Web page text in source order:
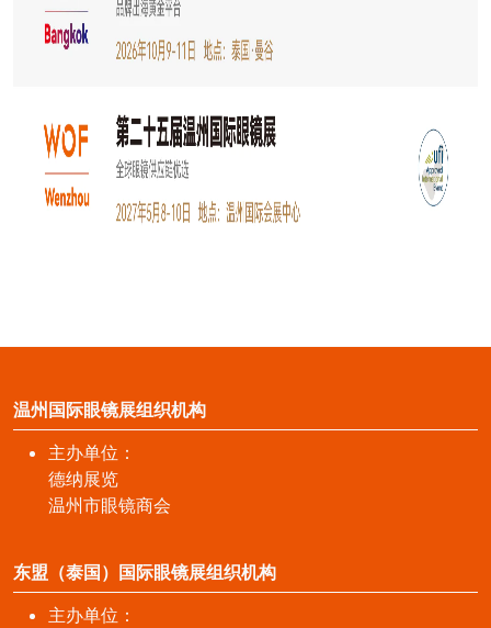
温州国际眼镜展组织机构
主办单位：
德纳展览
温州市眼镜商会
东盟（泰国）国际眼镜展组织机构
主办单位：